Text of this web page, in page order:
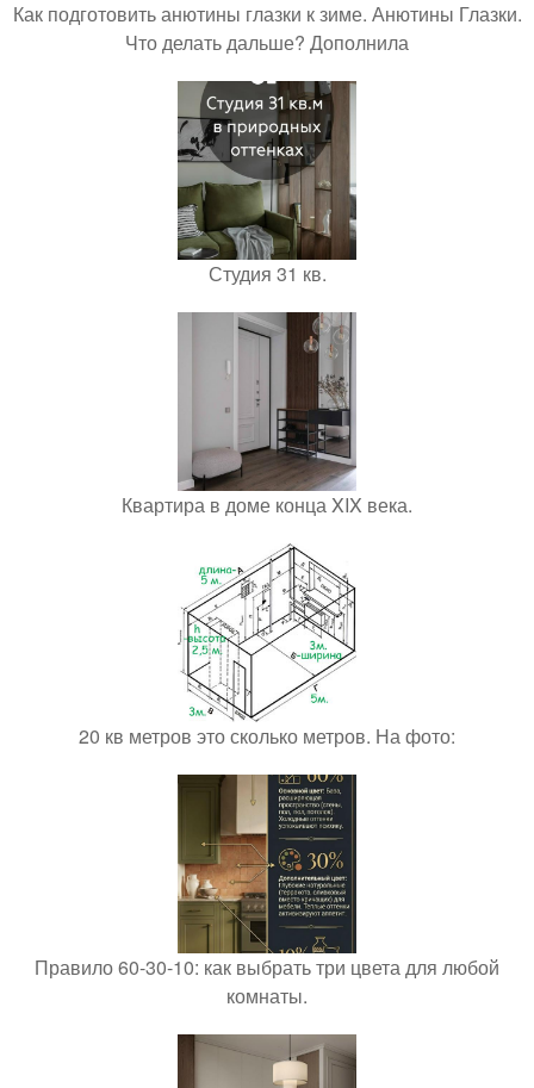
Как подготовить анютины глазки к зиме. Анютины Глазки.
Что делать дальше? Дополнила
Студия 31 кв.
Квартира в доме конца XIX века.
20 кв метров это сколько метров. На фото:
Правило 60-30-10: как выбрать три цвета для любой
комнаты.